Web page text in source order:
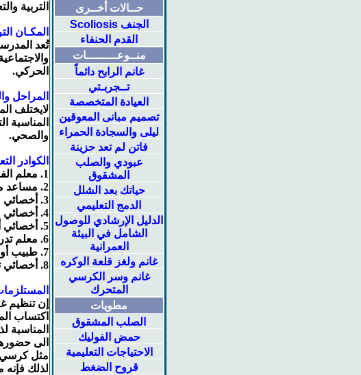
حــالات أخــرى
الجنف Scoliosis
القدم الحنفاء
منــوعـــــــــات
غانم الرابح دائماً
تــجربـتي
العيادة المتخصصة
تصميم مبانى المعوقين
ليلى والسجادة الحمراء
فاتن لم تعد حزينة
عبودي والصلب
المشقوق
حياتك بعد الشلل
الدمج التعليمي
الدليل الإرشادي للوصول
الشامل في البيئة
العمرانية
غانم ولغز قلعة الوكره
غانم وسر الكرسي
المتحرك
مطويات
الصلب المشقوق
حمض الفوليك
الاحتياجات التعليمية
قروح الضغط
التربية
المكـان
تُعد
الحركي.
المراحل
لايختلف
المناسبة
والصحي.
الكوادر
1. معلم الفصل
2. مساعد معلم
3. أخصائي علاج طبيعي
4. أخصائي علاج وظيفي
5. أخصائي أجهزة تعويضية
6. معلم تدريبات سلوكية
7. طبيب أو ممرض
8. أخصائي تربية بدنية خاصة
إن تنظيم
اكتساب
المناسبة
الى
مثل كرسي
لذلك